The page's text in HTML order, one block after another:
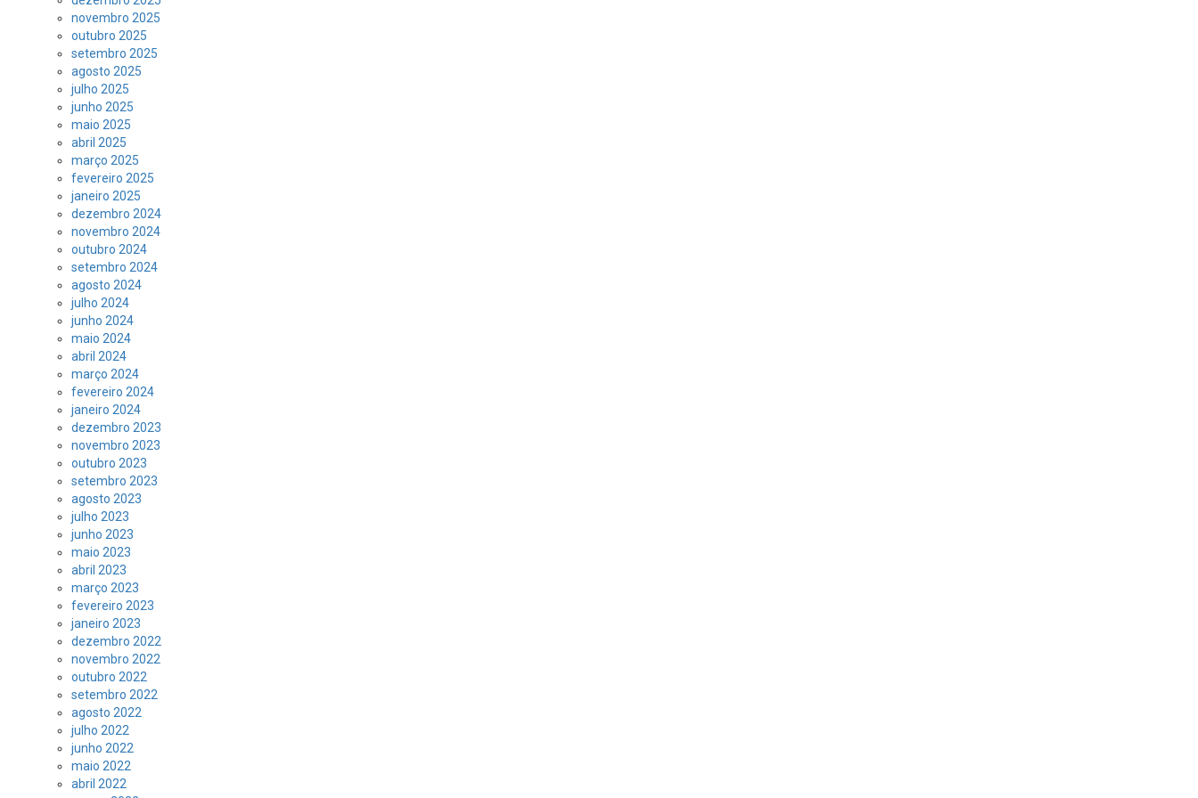
novembro 2025
outubro 2025
setembro 2025
agosto 2025
julho 2025
junho 2025
maio 2025
abril 2025
março 2025
fevereiro 2025
janeiro 2025
dezembro 2024
novembro 2024
outubro 2024
setembro 2024
agosto 2024
julho 2024
junho 2024
maio 2024
abril 2024
março 2024
fevereiro 2024
janeiro 2024
dezembro 2023
novembro 2023
outubro 2023
setembro 2023
agosto 2023
julho 2023
junho 2023
maio 2023
abril 2023
março 2023
fevereiro 2023
janeiro 2023
dezembro 2022
novembro 2022
outubro 2022
setembro 2022
agosto 2022
julho 2022
junho 2022
maio 2022
abril 2022